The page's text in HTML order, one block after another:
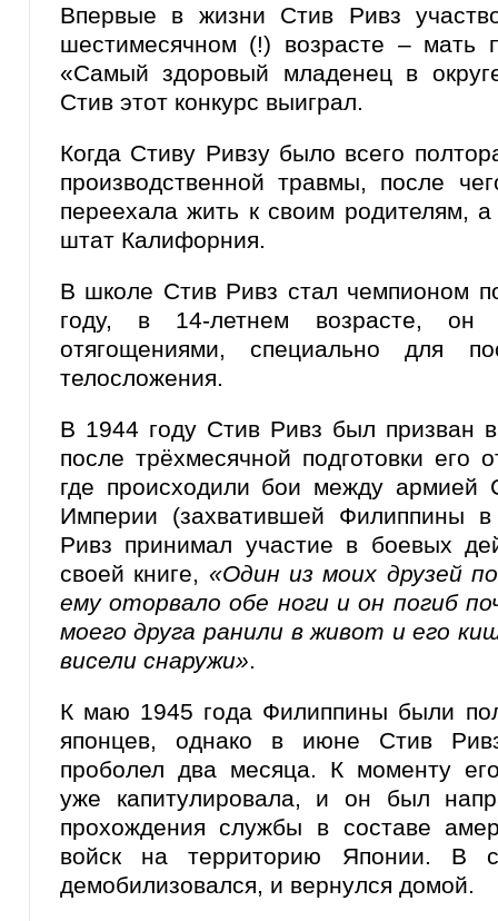
Впервые в жизни Стив Ривз
шестимесячном (!) возрасте – мать
«Самый здоровый младенец в
Стив этот конкурс выиграл.
Когда Стиву Ривзу было всего
производственной травмы, после
переехала жить к своим родителям,
штат Калифорния.
В школе Стив Ривз стал чемпионом
году, в 14-летнем возрасте, он
отягощениями, специально для
телосложения.
В 1944 году Стив Ривз был призван
после трёхмесячной подготовки его
где происходили бои между
Империи (захватившей Филиппины
Ривз принимал участие в боевых
своей книге, «Один из моих друзей
ему оторвало обе ноги и он погиб
моего друга ранили в живот и его
висели снаружи».
К маю 1945 года Филиппины были
японцев, однако в июне Стив
проболел два месяца. К моменту
уже капитулировала, и он был
прохождения службы в составе
войск на территорию Японии. В
демобилизовался, и вернулся домой.